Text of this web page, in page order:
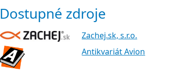
Dostupné zdroje
Zachej.sk, s.r.o.
Antikvariát Avion